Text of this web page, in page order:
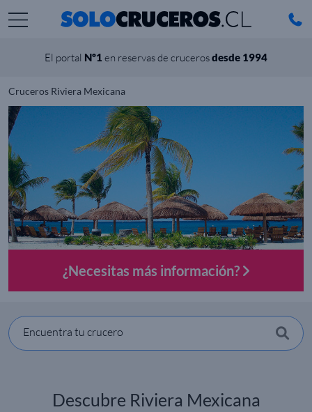
El portal Nº1 en reservas de crucerosdesde 1994
Cruceros Riviera Mexicana
¿Necesitas más información?
Encuentra tu crucero
Descubre Riviera Mexicana